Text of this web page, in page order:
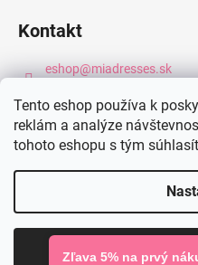
Tento eshop používa k
reklám a analýze
tohoto eshopu s tým
Kontakt
eshop@miadresses.sk
Mia Dresses na Facebooku
miadresses.sk
Informácie pre vás
Doprava a platba
Prečo nakupovať u nás
Zľava 5% na prvý